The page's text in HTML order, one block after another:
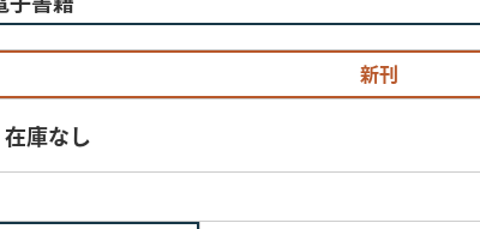
新刊
在庫なし